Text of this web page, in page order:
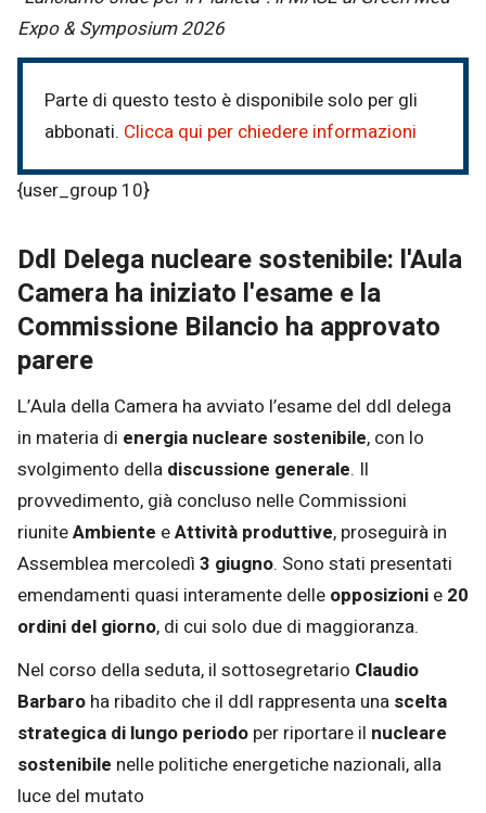
Expo & Symposium 2026
Parte di questo testo è disponibile solo per gli
abbonati. Clicca qui per chiedere informazioni
{user_group 10}
Ddl Delega nucleare sostenibile: l'Aula
Camera ha iniziato l'esame e la
Commissione Bilancio ha approvato
parere
L’Aula della Camera ha avviato l’esame del ddl delega
in materia di energia nucleare sostenibile, con lo
svolgimento della discussione generale. Il
provvedimento, già concluso nelle Commissioni
riuniteAmbiente eAttività produttive, proseguirà in
Assemblea mercoledì 3 giugno. Sono stati presentati
emendamenti quasi interamente delle opposizioni e 20
ordini del giorno, di cui solo due di maggioranza.
Nel corso della seduta, il sottosegretario Claudio
Barbaro ha ribadito che il ddl rappresenta una scelta
strategica di lungo periodo per riportare il nucleare
sostenibile nelle politiche energetiche nazionali, alla
luce del mutato